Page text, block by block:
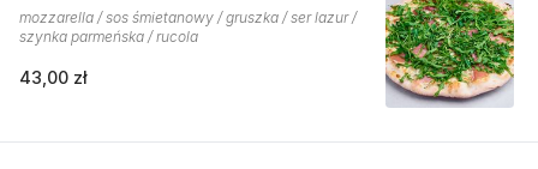
mozzarella / sos śmietanowy / gruszka / ser lazur /
szynka parmeńska / rucola
43,00 zł